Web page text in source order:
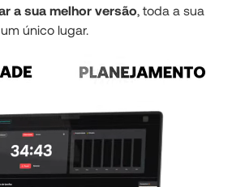
a sua melhor versão, toda a sua
único lugar.